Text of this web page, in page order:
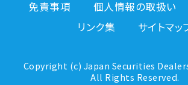
免責事項
個人情報の取扱い
リンク集
サイトマッ
Copyright (c) Japan Securities
All Rights Reserved.